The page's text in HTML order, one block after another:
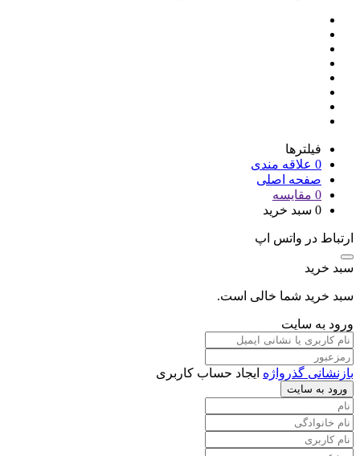
فیلترها
0 علاقه مندی
صفحه اصلی
0 مقایسه
0 سبد خرید
ارتباط در واتس اپ
سبد خرید
سبد خرید شما خالی است.
ورود به سایت
بازنشانی گذرواژه ایجاد حساب کاربری
ورود به سایت